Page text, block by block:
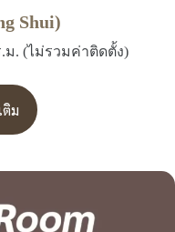
Shui)
. (ไม่รวมค่าติดตั้ง)
ติม